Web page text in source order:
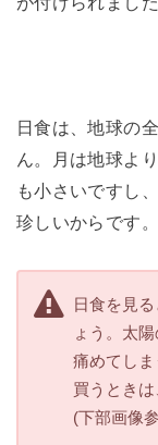
日食は、地球の
ん。月は地球よ
も小さいですし
珍しいからです。
日食を見
ょう。太
痛めてし
買うとき
(下部画像